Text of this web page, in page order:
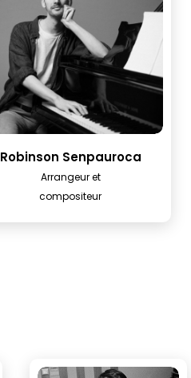
Robinson Senpauroca
Arrangeur et
compositeur